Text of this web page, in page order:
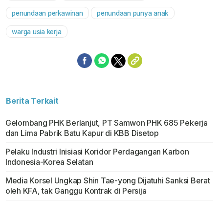
penundaan perkawinan penundaan punya anak
warga usia kerja
Berita Terkait
Gelombang PHK Berlanjut, PT Samwon PHK 685 Pekerja
dan Lima Pabrik Batu Kapur di KBB Disetop
Pelaku Industri Inisiasi Koridor Perdagangan Karbon
Indonesia-Korea Selatan
Media Korsel Ungkap Shin Tae-yong Dijatuhi Sanksi Berat
oleh KFA, tak Ganggu Kontrak di Persija